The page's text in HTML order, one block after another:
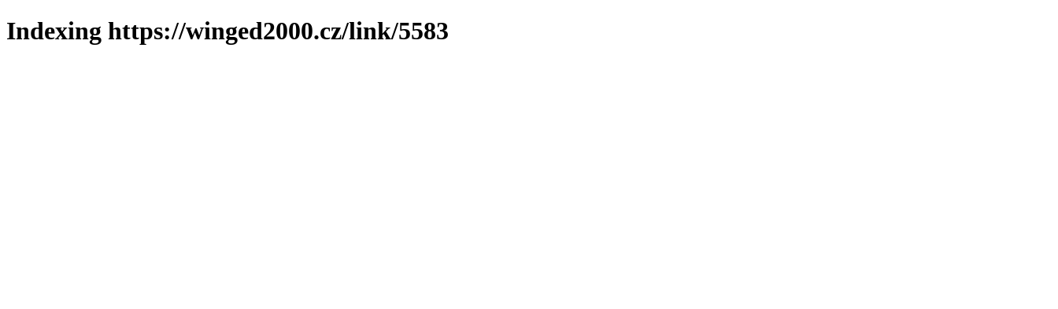
Indexing https://winged2000.cz/link/5583